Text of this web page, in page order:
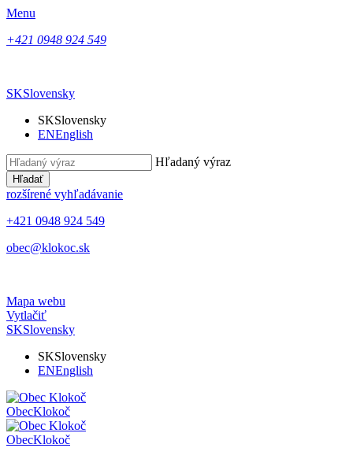
Menu
+421 0948 924 549
SKSlovensky
SKSlovensky
ENEnglish
Hľadaný výraz
Hľadať
rozšírené vyhľadávanie
+421 0948 924 549
obec@klokoc.sk
Mapa webu
Vytlačiť
SKSlovensky
SKSlovensky
ENEnglish
ObecKlokoč
ObecKlokoč